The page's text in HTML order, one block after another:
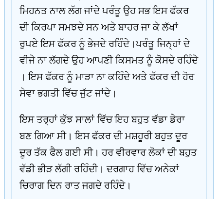
ਮਿਹਨਤ ਨਾਲ ਲੱਗ ਜਾਂਦੇ ਪਰੰਤੂ ਉਹ ਸਭ ਇਸ ਫੱਕਰ
ਦੀ ਕਿਰਪਾ ਸਮਝਦੇ ਸਨ ਅਤੇ ਬਾਹਰ ਜਾ ਕੇ ਲੱਖਾਂ
ਰੁਪਏ ਇਸ ਫੱਕਰ ਨੂੰ ਭੇਜਦੇ ਰਹਿੰਦੇ।ਪਰੰਤੂ ਜਿਨ੍ਹਾਂ ਦੇ
ਵੀਜੇ ਨਾ ਲੱਗਦੇ ਉਹ ਆਪਣੀ ਕਿਸਮਤ ਨੂੰ ਕੋਸਦੇ ਰਹਿੰਦੇ
। ਇਸ ਫੱਕਰ ਨੂੰ ਮਾੜਾ ਨਾ ਕਹਿੰਦੇ ਅਤੇ ਫੱਕਰ ਦੀ ਹੋਰ
ਸੇਵਾ ਭਗਤੀ ਵਿੱਚ ਜੁੱਟ ਜਾਂਦੇ।
ਇਸ ਤਰ੍ਹਾਂ ਕੁੱਝ ਸਾਲਾਂ ਵਿੱਚ ਇਹ ਬਹੁਤ ਵੱਡਾ ਡੇਰਾ
ਬਣ ਗਿਆ ਸੀ। ਇਸ ਫੱਕਰ ਦੀ ਮਸ਼ਹੂਰੀ ਬਹੁਤ ਦੂਰ
ਦੂਰ ਤੱਕ ਫੈਲ ਗਈ ਸੀ। ਹਰ ਵੀਰਵਾਰ ਲੋਕਾਂ ਦੀ ਬਹੁਤ
ਵੱਡੀ ਭੀੜ ਲੱਗੀ ਰਹਿੰਦੀ। ਦਰਗਾਹ ਵਿੱਚ ਅਨੇਕਾਂ
ਚਿਰਾਗ ਦਿਨ ਰਾਤ ਜਗਦੇ ਰਹਿੰਦੇ।